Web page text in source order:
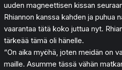
uuden magneettisen kissan
Rhiannon kanssa kahden ja puhua
vaarantaa tätä koko juttua nyt.
tärkeää tämä oli hänelle.
“On aika myöhä, joten meidän on
maille. Asumme tässä vähän